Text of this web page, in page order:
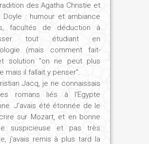
des Agatha Christie et
Doyle : humour et ambiance
facultés de déduction à
tout étudiant en
(mais comment fait-
solution "on ne peut plus
mais il fallait y penser".
Jacq, je ne connaissais
romans liés à l'Egypte
J'avais été étonnée de le
sur Mozart, et en bonne
suspicieuse et pas très
j'avais remis à plus tard la